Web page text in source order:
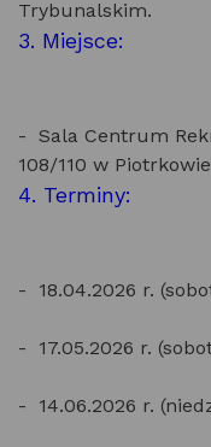
Trybunalskim.
3. Miejsce:
- Sala Centrum
108/110 w
4. Terminy:
- 18.04.2026 r.
- 17.05.2026 r.
- 14.06.2026 r.